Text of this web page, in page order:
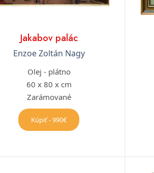
Jakabov palác
Enzoe Zoltán Nagy
Olej - plátno
60 x 80 x cm
Zarámované
Kúpiť - 990€